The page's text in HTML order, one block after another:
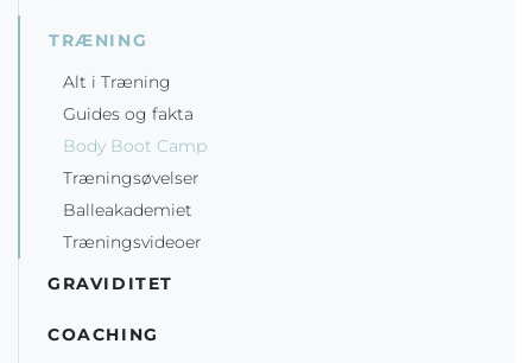
TRÆNING
Alt i Træning
Guides og fakta
Body Boot Camp
Træningsøvelser
Balleakademiet
Træningsvideoer
GRAVIDITET
COACHING